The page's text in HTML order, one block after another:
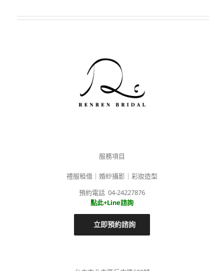
服務項目
禮服租借｜婚紗攝影｜彩妝造型
預約電話 04-24227876
點此+Line諮詢
立即預約諮詢